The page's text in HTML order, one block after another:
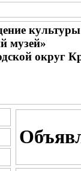
культуры
музей»
округ